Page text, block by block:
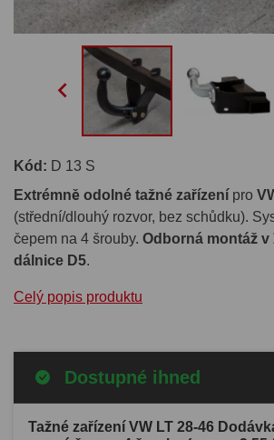

Kód: D 13 S
Extrémně odolné tažné zařízení pro
(střední/dlouhý rozvor, bez schůdku).
čepem na 4 šrouby. Odborná montáž v
dálnice D5.
Celý popis produktu
Dostupné ihned
Tažné zařízení VW LT 28-46